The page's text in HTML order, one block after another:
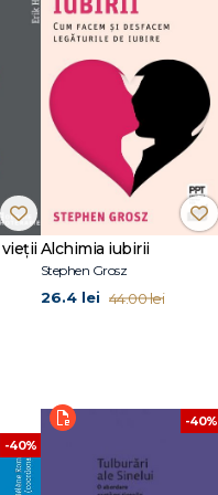
ca
așa
Alchimia iubirii
Stephen Grosz
26.4 lei 44.00 lei
-40%
-40%